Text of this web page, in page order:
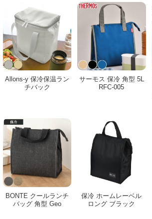
Allons-y 保冷保温ラン
チバック
サーモス 保冷 角型 5L
RFC-005
BONTE クールランチ
バッグ 角型 Geo
保冷 ホームレーベル
ロング ブラック